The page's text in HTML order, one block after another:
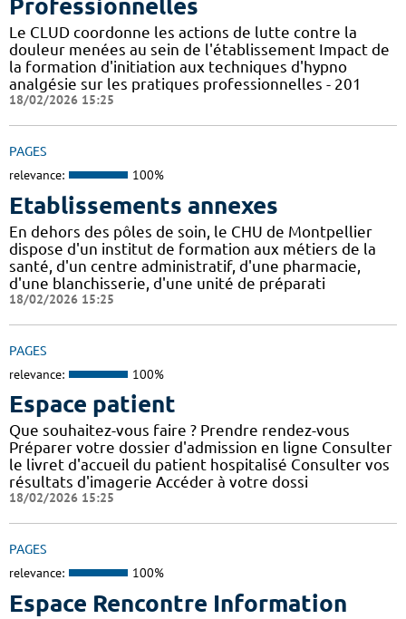
Professionnelles
Le CLUD coordonne les actions de lutte contre la
douleur menées au sein de l'établissement Impact de
la formation d'initiation aux techniques d'hypno
analgésie sur les pratiques professionnelles - 201
18/02/2026 15:25
PAGES
relevance: 100%
Etablissements annexes
En dehors des pôles de soin, le CHU de Montpellier
dispose d'un institut de formation aux métiers de la
santé, d'un centre administratif, d'une pharmacie,
d'une blanchisserie, d'une unité de préparati
18/02/2026 15:25
PAGES
relevance: 100%
Espace patient
Que souhaitez-vous faire ? Prendre rendez-vous
Préparer votre dossier d'admission en ligne Consulter
le livret d'accueil du patient hospitalisé Consulter vos
résultats d'imagerie Accéder à votre dossi
18/02/2026 15:25
PAGES
relevance: 100%
Espace Rencontre Information